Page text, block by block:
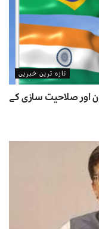
تازہ ترین خبریں
اور صلاحیت سازی کے